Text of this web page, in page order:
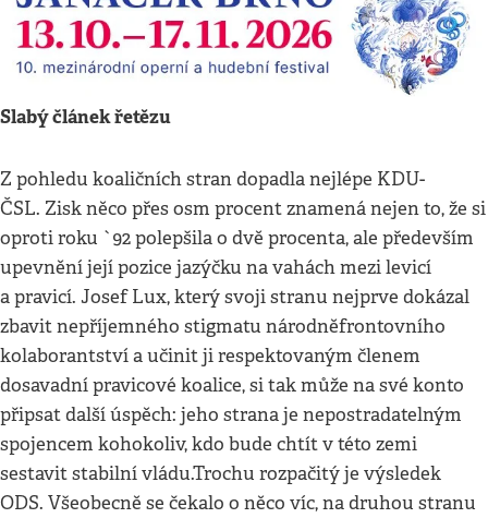
Slabý článek řetězu
Z pohledu koaličních stran dopadla nejlépe KDU-
ČSL. Zisk něco přes osm procent znamená nejen to, že si
oproti roku `92 polepšila o dvě procenta, ale především
upevnění její pozice jazýčku na vahách mezi levicí
a pravicí. Josef Lux, který svoji stranu nejprve dokázal
zbavit nepříjemného stigmatu národněfrontovního
kolaborantství a učinit ji respektovaným členem
dosavadní pravicové koalice, si tak může na své konto
připsat další úspěch: jeho strana je nepostradatelným
spojencem kohokoliv, kdo bude chtít v této zemi
sestavit stabilní vládu.Trochu rozpačitý je výsledek
ODS. Všeobecně se čekalo o něco víc, na druhou stranu